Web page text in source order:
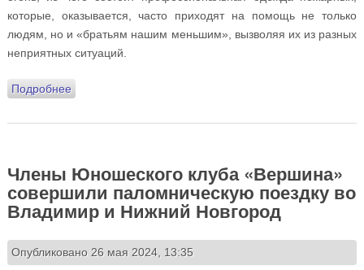
которые, оказывается, часто приходят на помощь не только
людям, но и «братьям нашим меньшим», вызволяя их из разных
неприятных ситуаций.
Подробнеео Участники летнего лагеря при Воскресной школе
части 123
Члены Юношеского клуба «Вершина»
совершили паломническую поездку во
Владимир и Нижний Новгород
Опубликовано 26 мая 2024, 13:35